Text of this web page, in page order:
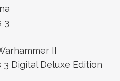
3
II
3 Digital Deluxe Edition